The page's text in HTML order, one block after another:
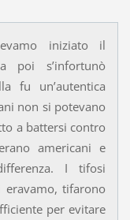
iniziato il
poi s’infortunò
fu un’autentica
non si potevano
a battersi contro
americani e
I tifosi
tifarono
per evitare